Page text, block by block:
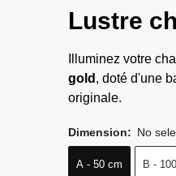
Lustre
Illuminez votre
gold , doté d'une
originale.
Dimension: No
A - 50 cm B -